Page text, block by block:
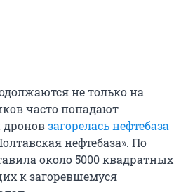
не только на
часто попадают
дроновзагорелась нефтебаза
нефтебаза». По
около 5000 квадратных
к загоревшемуся